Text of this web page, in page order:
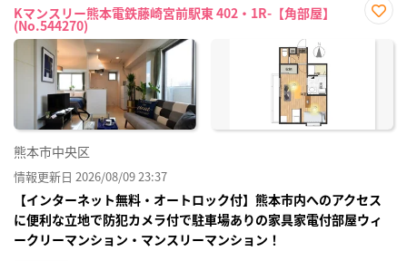
Kマンスリー熊本電鉄藤崎宮前駅東 402・1R-【角部屋】
(No.544270)
に入
熊本市中央区
情報更新日 2026/08/09 23:37
【インターネット無料・オートロック付】熊本市内へのアクセス
に便利な立地で防犯カメラ付で駐車場ありの家具家電付部屋ウィ
ークリーマンション・マンスリーマンション！